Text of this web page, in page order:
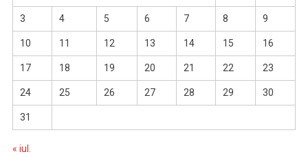
3 4 5 6 7 8 9
10 11 12 13 14 15 16
17 18 19 20 21 22 23
24 25 26 27 28 29 30
31
« iul.